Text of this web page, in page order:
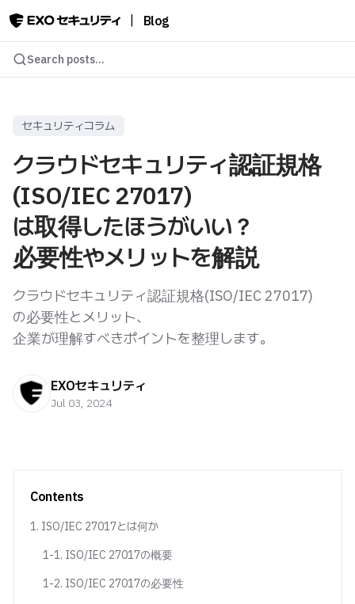
Blog
Search posts...
セキュリティコラム
クラウドセキュリティ認証規格
(ISO/IEC 27017)
は取得したほうがいい？
必要性やメリットを解説
クラウドセキュリティ認証規格(ISO/IEC 27017)
の必要性とメリット、
企業が理解すべきポイントを整理します。
EXOセキュリティ
Jul 03, 2024
Contents
1. ISO/IEC 27017とは何か
1-1. ISO/IEC 27017の概要
1-2. ISO/IEC 27017の必要性